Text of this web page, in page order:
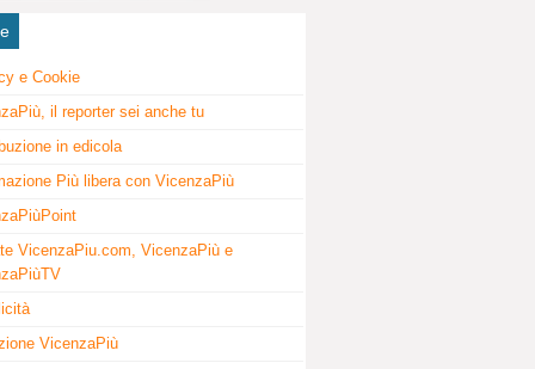
e Cookie
il reporter sei anche tu
in edicola
Più libera con VicenzaPiù
VicenzaPiu.com, VicenzaPiù e
VicenzaPiù